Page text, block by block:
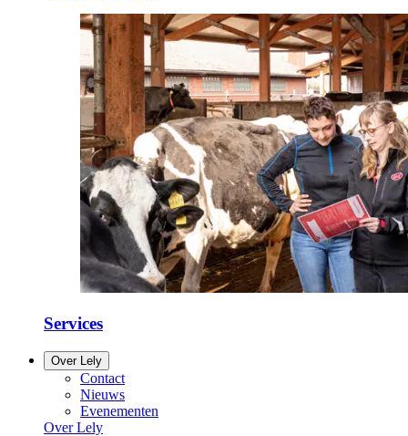
Services
Over Lely
Contact
Nieuws
Evenementen
Over Lely